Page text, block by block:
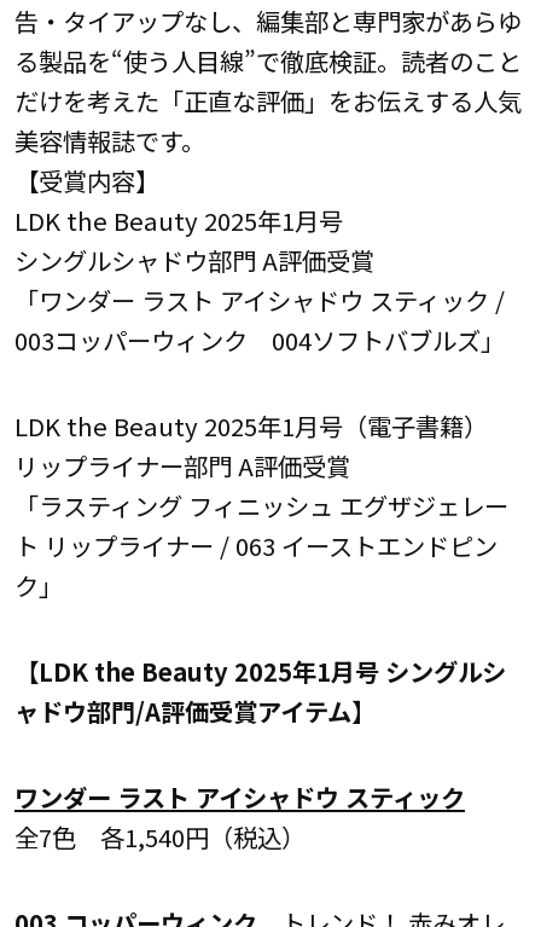
告・タイアップなし、編集部と専門家があらゆ
る製品を“使う人目線”で徹底検証。読者のこと
だけを考えた「正直な評価」をお伝えする人気
美容情報誌です。
【受賞内容】
LDK the Beauty 2025年1月号
シングルシャドウ部門 A評価受賞
「ワンダー ラスト アイシャドウ スティック /
003コッパーウィンク 004ソフトバブルズ」
LDK the Beauty 2025年1月号（電子書籍）
リップライナー部門 A評価受賞
「ラスティング フィニッシュ エグザジェレー
ト リップライナー / 063 イーストエンドピン
ク」
【LDK the Beauty 2025年1月号 シングルシ
ャドウ部門/A評価受賞アイテム】
ワンダー ラスト アイシャドウ スティック
全7色 各1,540円（税込）